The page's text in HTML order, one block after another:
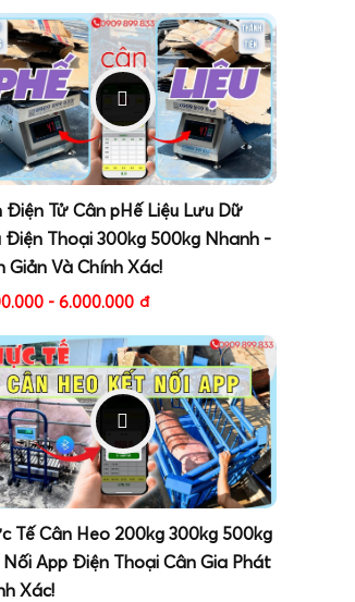
Điện Tử Cân pHế Liệu Lưu Dữ
Điện Thoại 300kg 500kg Nhanh -
Giản Và Chính Xác!
- 6.000.000 đ
Tế Cân Heo 200kg 300kg 500kg
App Điện Thoại Cân Gia Phát
Xác!